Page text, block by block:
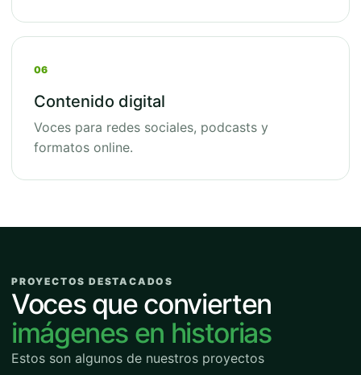
06
Contenido digital
Voces para redes sociales, podcasts y
formatos online.
PROYECTOS DESTACADOS
Voces que convierten
imágenes en historias
Estos son algunos de nuestros proyectos